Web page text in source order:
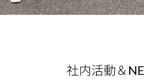
社内活動＆